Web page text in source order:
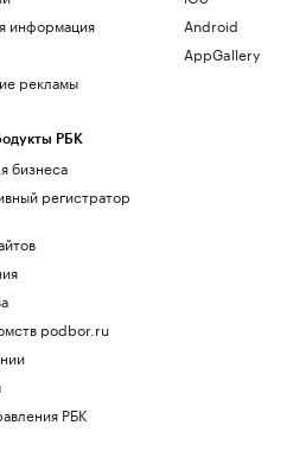
информация
рекламы
РБК
бизнеса
регистратор
podbor.ru
РБК
Android
AppGallery